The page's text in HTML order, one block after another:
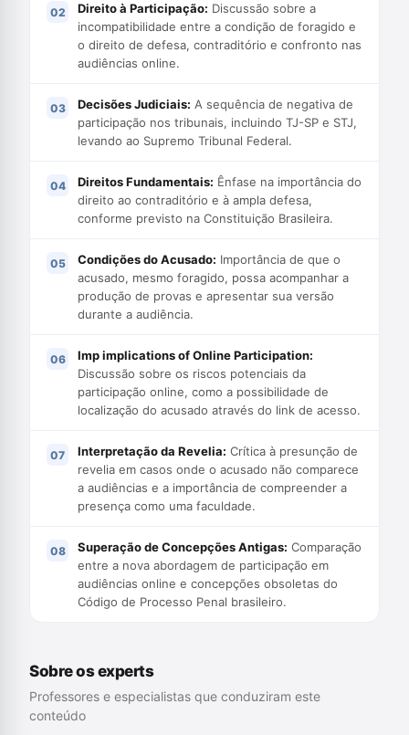
Direito à Participação: Discussão sobre a
incompatibilidade entre a condição de foragido e
o direito de defesa, contraditório e confronto nas
audiências online.
Decisões Judiciais: A sequência de negativa de
participação nos tribunais, incluindo TJ-SP e STJ,
levando ao Supremo Tribunal Federal.
Direitos Fundamentais: Ênfase na importância do
direito ao contraditório e à ampla defesa,
conforme previsto na Constituição Brasileira.
Condições do Acusado: Importância de que o
acusado, mesmo foragido, possa acompanhar a
produção de provas e apresentar sua versão
durante a audiência.
Imp implications of Online Participation:
Discussão sobre os riscos potenciais da
participação online, como a possibilidade de
localização do acusado através do link de acesso.
Interpretação da Revelia: Crítica à presunção de
revelia em casos onde o acusado não comparece
a audiências e a importância de compreender a
presença como uma faculdade.
Superação de Concepções Antigas: Comparação
entre a nova abordagem de participação em
audiências online e concepções obsoletas do
Código de Processo Penal brasileiro.
Sobre os experts
Professores e especialistas que conduziram este
conteúdo